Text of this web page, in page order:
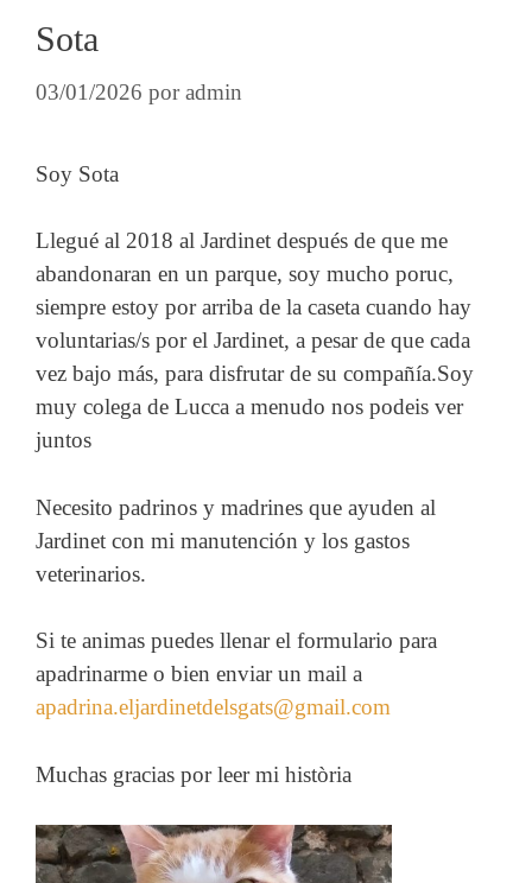
Sota
03/01/2026 poradmin
Soy Sota
Llegué al 2018 al Jardinet después de que me
abandonaran en un parque, soy mucho poruc,
siempre estoy por arriba de la caseta cuando hay
voluntarias/s por el Jardinet, a pesar de que cada
vez bajo más, para disfrutar de su compañía.Soy
muy colega de Lucca a menudo nos podeis ver
juntos
Necesito padrinos y madrines que ayuden al
Jardinet con mi manutención y los gastos
veterinarios.
Si te animas puedes llenar el formulario para
apadrinarme o bien enviar un mail a
apadrina.eljardinetdelsgats@gmail.com
Muchas gracias por leer mi història